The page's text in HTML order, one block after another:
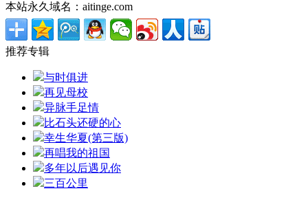
本站永久域名：aitinge.com
推荐专辑
与时俱进
再见母校
异脉手足情
比石头还硬的心
幸生华夏(第三版)
再唱我的祖国
多年以后遇见你
三百公里